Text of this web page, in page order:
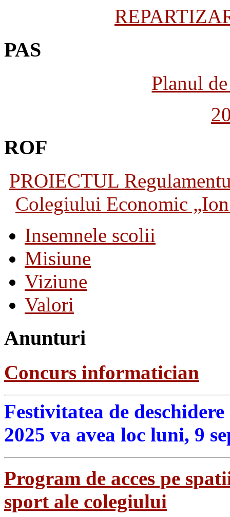
PAS
Planul
ROF
PROIECTUL
Colegiului Economic
Insemnele scolii
Misiune
Viziune
Valori
Anunturi
Concurs informatician
Festivitatea de
2025 va avea loc luni, 9
Program de acces pe
sport ale colegiului